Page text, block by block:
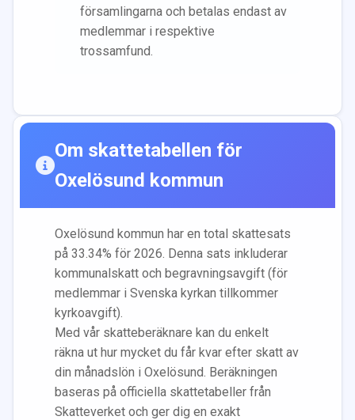
församlingarna och betalas endast av
medlemmar i respektive
trossamfund.
Om skattetabellen för
Oxelösund kommun
Oxelösund kommun har en total skattesats
på 33.34% för 2026. Denna sats inkluderar
kommunalskatt och begravningsavgift (för
medlemmar i Svenska kyrkan tillkommer
kyrkoavgift).
Med vår skatteberäknare kan du enkelt
räkna ut hur mycket du får kvar efter skatt av
din månadslön i Oxelösund . Beräkningen
baseras på officiella skattetabeller från
Skatteverket och ger dig en exakt